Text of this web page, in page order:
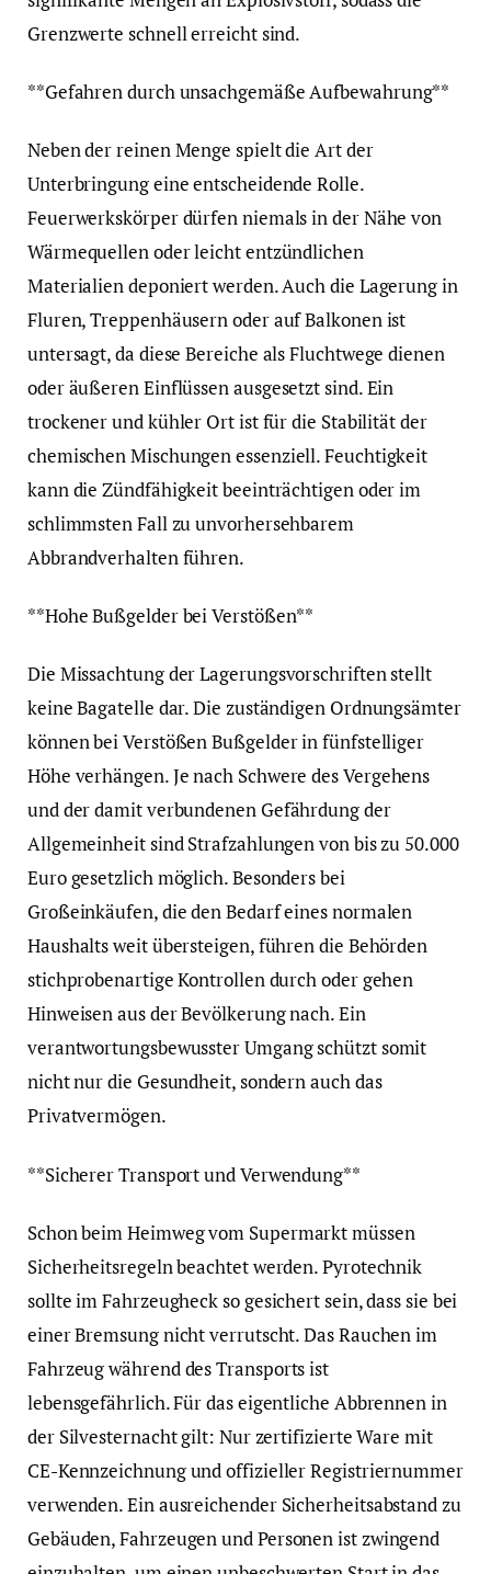
Grenzwerte schnell erreicht sind.
**Gefahren durch unsachgemäße Aufbewahrung**
Neben der reinen Menge spielt die Art der
Unterbringung eine entscheidende Rolle.
Feuerwerkskörper dürfen niemals in der Nähe von
Wärmequellen oder leicht entzündlichen
Materialien deponiert werden. Auch die Lagerung in
Fluren, Treppenhäusern oder auf Balkonen ist
untersagt, da diese Bereiche als Fluchtwege dienen
oder äußeren Einflüssen ausgesetzt sind. Ein
trockener und kühler Ort ist für die Stabilität der
chemischen Mischungen essenziell. Feuchtigkeit
kann die Zündfähigkeit beeinträchtigen oder im
schlimmsten Fall zu unvorhersehbarem
Abbrandverhalten führen.
**Hohe Bußgelder bei Verstößen**
Die Missachtung der Lagerungsvorschriften stellt
keine Bagatelle dar. Die zuständigen Ordnungsämter
können bei Verstößen Bußgelder in fünfstelliger
Höhe verhängen. Je nach Schwere des Vergehens
und der damit verbundenen Gefährdung der
Allgemeinheit sind Strafzahlungen von bis zu 50.000
Euro gesetzlich möglich. Besonders bei
Großeinkäufen, die den Bedarf eines normalen
Haushalts weit übersteigen, führen die Behörden
stichprobenartige Kontrollen durch oder gehen
Hinweisen aus der Bevölkerung nach. Ein
verantwortungsbewusster Umgang schützt somit
nicht nur die Gesundheit, sondern auch das
Privatvermögen.
**Sicherer Transport und Verwendung**
Schon beim Heimweg vom Supermarkt müssen
Sicherheitsregeln beachtet werden. Pyrotechnik
sollte im Fahrzeugheck so gesichert sein, dass sie bei
einer Bremsung nicht verrutscht. Das Rauchen im
Fahrzeug während des Transports ist
lebensgefährlich. Für das eigentliche Abbrennen in
der Silvesternacht gilt: Nur zertifizierte Ware mit
CE-Kennzeichnung und offizieller Registriernummer
verwenden. Ein ausreichender Sicherheitsabstand zu
Gebäuden, Fahrzeugen und Personen ist zwingend